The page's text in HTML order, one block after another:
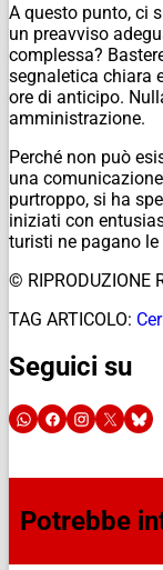
A questo punto, ci
un preavviso
complessa?
segnaletica chiara
ore di anticipo.
amministrazione.
Perché non può
una
purtroppo, si ha
iniziati con
turisti ne pagano le
© RIPRODUZIONE
TAG ARTICOLO:
Seguici su
Potrebbe